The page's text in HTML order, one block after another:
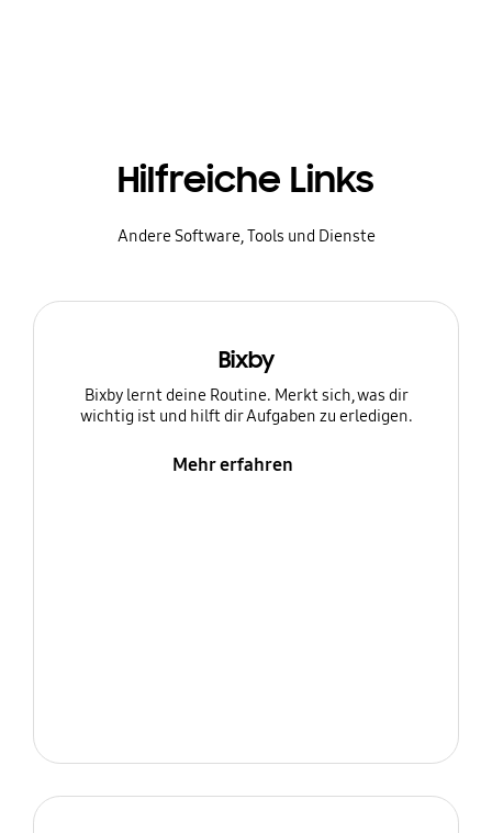
Hilfreiche Links
Andere Software, Tools und Dienste
Bixby
Bixby lernt deine Routine. Merkt sich, was dir
wichtig ist und hilft dir Aufgaben zu erledigen.
Mehr erfahren